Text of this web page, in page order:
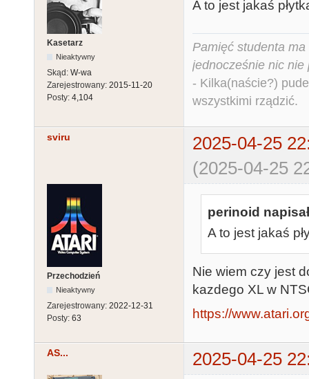
Kasetarz
Nieaktywny
Skąd: W-wa
Zarejestrowany: 2015-11-20
Posty: 4,104
A to jest jakaś
Pamięć studenta
jednocześnie nic nie
- Kilka(naście?)
wszystkimi rządzić.
sviru
2025-04-25
(2025-04-25
Przechodzień
Nieaktywny
Zarejestrowany: 2022-12-31
Posty: 63
perinoid
A to jest jakaś
Nie wiem czy jest
kazdego XL w
https://
AS... 2025-04-25